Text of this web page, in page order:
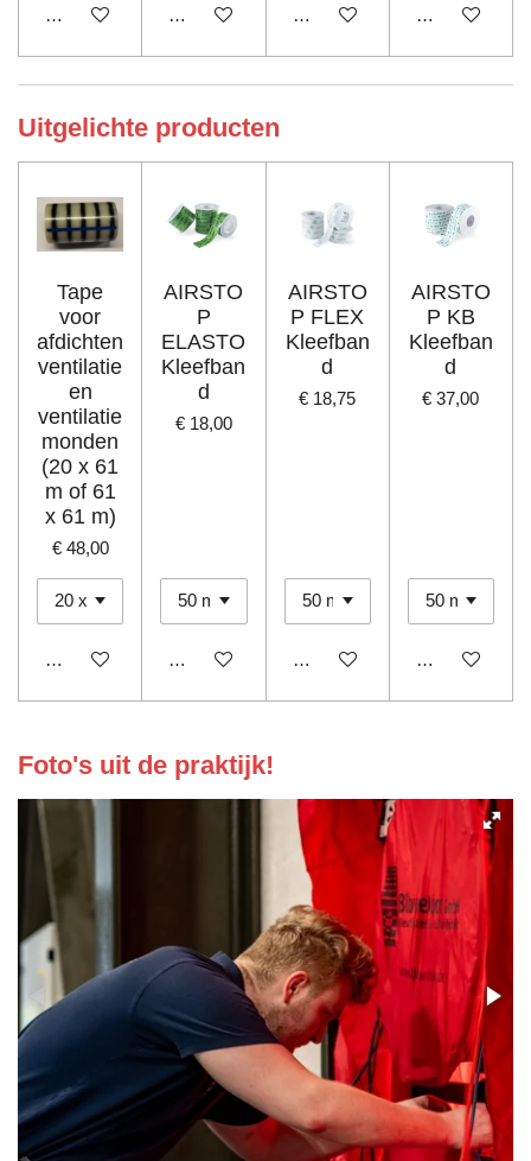
In winkelwagen In winkelwagen In winkelwagen In
Uitgelichte producten
Tape
voor
afdichten
ventilatie
en
ventilatie
monden
(20 x 61
m of 61
x 61 m)
€ 48,00
In winkelwagen
AIRSTO
P
ELASTO
Kleefban
d
€ 18,00
In winkelwagen
AIRSTO
P FLEX
Kleefban
d
€ 18,75
In winkelwagen
AIRSTO
P KB
Kleefban
d
€ 37,00
In
Foto's uit de praktijk!